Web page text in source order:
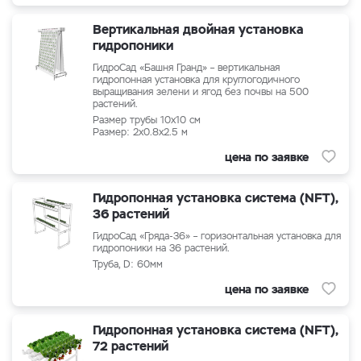
Вертикальная двойная установка
гидропоники
ГидроСад «Башня Гранд» – вертикальная
гидропонная установка для круглогодичного
выращивания зелени и ягод без почвы на 500
растений.
Pазмер трубы 10x10 см
Размер: 2x0.8x2.5 м
цена по заявке
Гидропонная установка система (NFT),
36 растений
ГидроСад «Гряда-36» – горизонтальная установка для
гидропоники на 36 растений.
Труба, D: 60мм
цена по заявке
Гидропонная установка система (NFT),
72 растений